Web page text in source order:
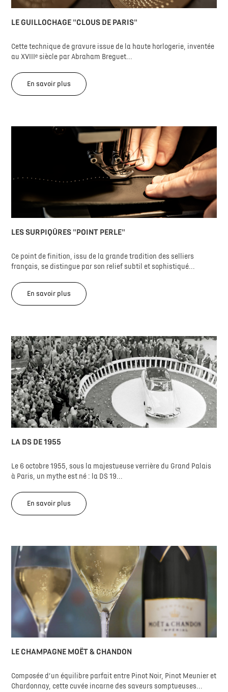
LE GUILLOCHAGE "CLOUS DE PARIS"
Cette technique de gravure issue de la haute horlogerie, inventée
au XVIIIᵉ siècle par Abraham Breguet...
En savoir plus
LES SURPIQÛRES "POINT PERLE"
Ce point de finition, issu de la grande tradition des selliers
français, se distingue par son relief subtil et sophistiqué...
En savoir plus
LA DS DE 1955
Le 6 octobre 1955, sous la majestueuse verrière du Grand Palais
à Paris, un mythe est né : la DS 19...
En savoir plus
LE CHAMPAGNE MOËT & CHANDON
Composée d’un équilibre parfait entre Pinot Noir, Pinot Meunier et
Chardonnay, cette cuvée incarne des saveurs somptueuses...